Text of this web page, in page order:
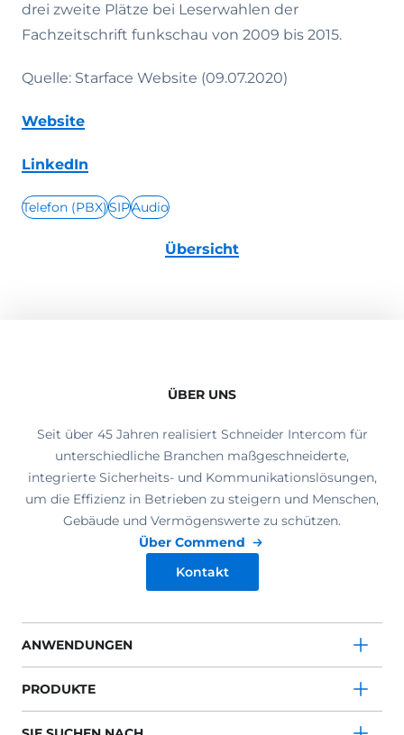
drei zweite Plätze bei Leserwahlen der
Fachzeitschrift funkschau von 2009 bis 2015.
Quelle: Starface Website (09.07.2020)
Website
LinkedIn
Telefon (PBX)SIPAudio
Übersicht
ÜBER UNS
Seit über 45 Jahren realisiert Schneider Intercom für
unterschiedliche Branchen maßgeschneiderte,
integrierte Sicherheits- und Kommunikationslösungen,
um die Effizienz in Betrieben zu steigern und Menschen,
Gebäude und Vermögenswerte zu schützen.
Über Commend
Kontakt
ANWENDUNGEN
PRODUKTE